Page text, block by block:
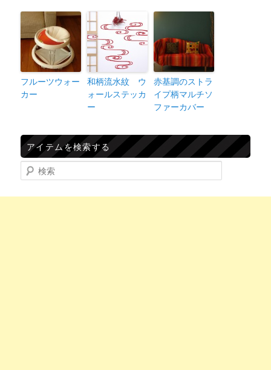
フルーツウォー
カー
和柄流水紋 ウ
ォールステッカ
ー
赤基調のストラ
イプ柄マルチソ
ファーカバー
アイテムを検索する
検索